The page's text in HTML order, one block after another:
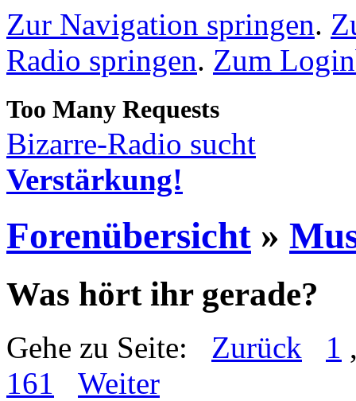
Zur Navigation springen.
Radio springen. Zum
Bizarre-Radio sucht
Verstärkung!
Forenübersicht »
Was hört ihr gerade?
Gehe zu Seite: Zurück 1
161
Weiter